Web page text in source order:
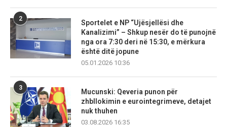
2
Sportelet e NP “Ujësjellësi dhe
Kanalizimi” – Shkup nesër do të punojnë
nga ora 7:30 deri në 15:30, e mërkura
është ditë jopune
05.01.2026 10:36
3
Mucunski: Qeveria punon për
zhbllokimin e eurointegrimeve, detajet
nuk thuhen
03.08.2026 16:35